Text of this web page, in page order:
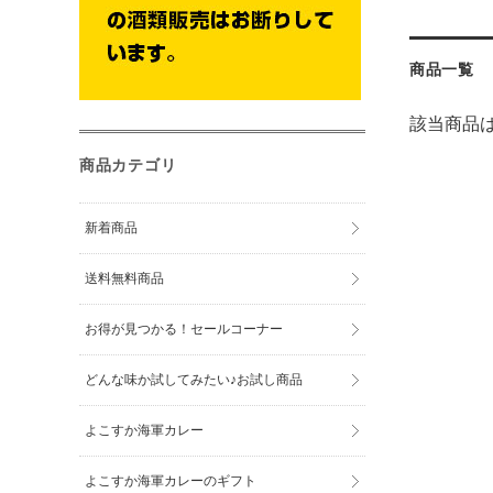
商品一覧
該当商品
商品カテゴリ
新着商品
送料無料商品
お得が見つかる！セールコーナー
どんな味か試してみたい♪お試し商品
よこすか海軍カレー
よこすか海軍カレーのギフト